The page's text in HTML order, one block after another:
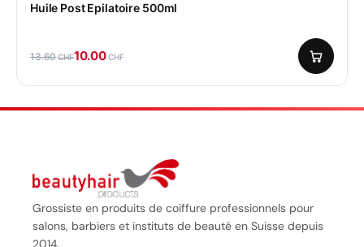
Huile Post Epilatoire 500ml
13.60CHF10.00CHF
Grossiste en produits de coiffure professionnels pour
salons, barbiers et instituts de beauté en Suisse depuis
2014.